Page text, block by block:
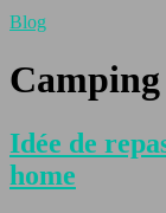
Blog
Idée de
home